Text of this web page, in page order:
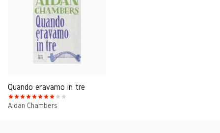
Quando eravamo in tre
Aidan Chambers